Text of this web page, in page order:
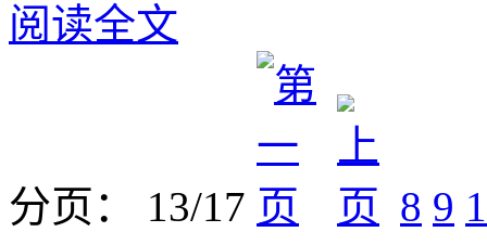
阅读全文
分页： 13/17 8 9